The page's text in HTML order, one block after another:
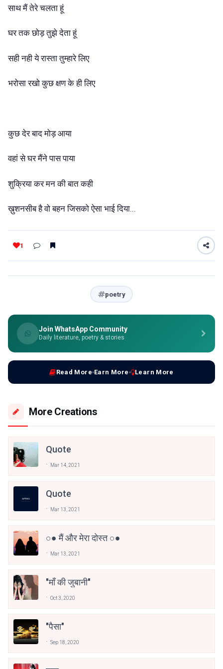
साथ मैं तेरे चलता हूं
घर तक छोड़ तुझे देता हूं
सही नही ये रास्ता तुम्हारे लिए
भरोसा रखो कुछ क्षण के ही लिए
कुछ देर बाद मोड़ आया
वहां से घर मैंने पास पाया
शुक्रिया कर मन की बात कही
ख़ुशनसीब है वो बहन जिसको ऐसा भाई दिया...
1
poetry
Join WhatsApp Community
Daily literature, poetry & stories
Read More Earn More Learn More
More Creations
Quote
Mar 14, 2021
Quote
Mar 13, 2021
○● मैं और मेरा दोस्त ○●
Mar 13, 2021
"माँ की जुबानी"
Oct 3, 2020
"पैसा"
Sep 18, 2020